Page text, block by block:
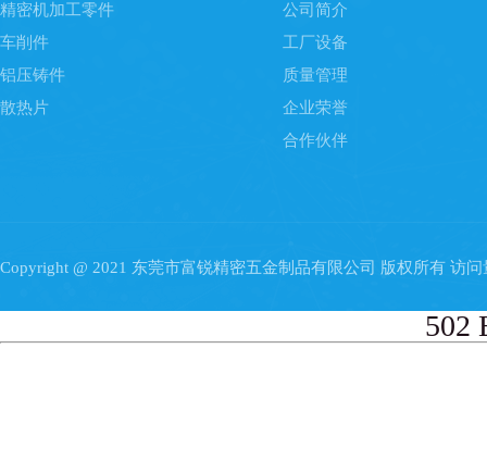
精密机加工零件
车削件
铝压铸件
散热片
公司简介
工厂设备
质量管理
企业荣誉
合作伙伴
Copyright @ 2021 东莞市富锐精密五金制品有限公司 版权所有 访问
502